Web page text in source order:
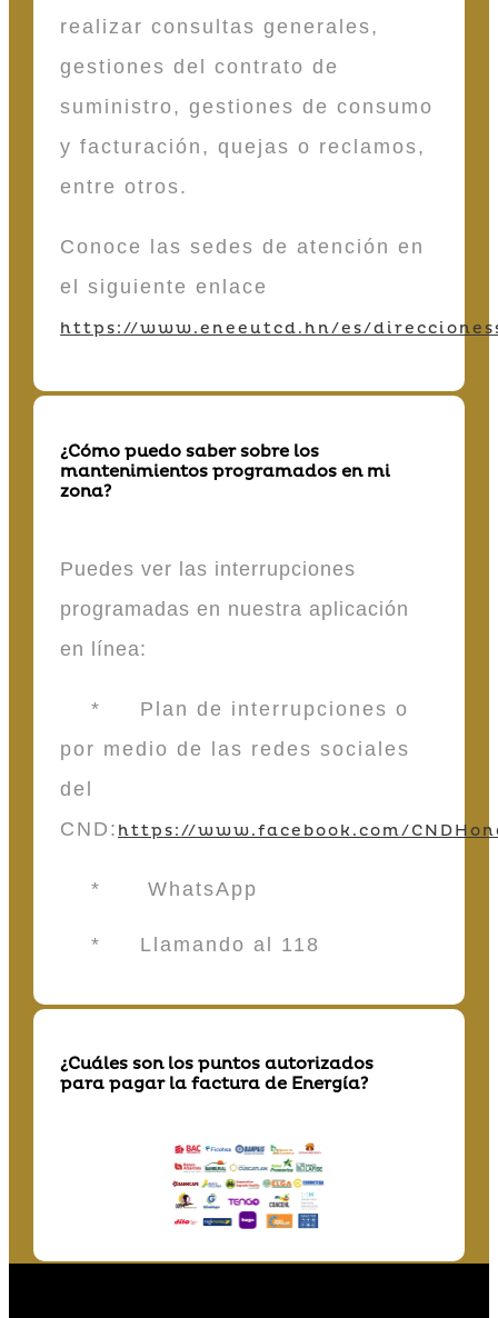
realizar consultas generales,
gestiones del contrato de
suministro, gestiones de consumo
y facturación, quejas o reclamos,
entre otros.
Conoce las sedes de atención en
el siguiente enlace
https://www.eneeutcd.hn/es/
¿Cómo puedo saber sobre los
mantenimientos programados en mi
zona?
Puedes ver las interrupciones
programadas en nuestra aplicación
en línea:
* Plan de interrupciones o
por medio de las redes sociales
del
CND: https://www.facebook.com/
* WhatsApp
* Llamando al 118
¿Cuáles son los puntos autorizados
para pagar la factura de Energía?